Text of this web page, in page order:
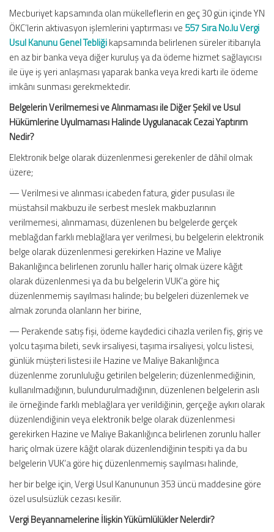
Mecburiyet kapsamında olan mükelleflerin en geç 30 gün içinde YN
ÖKC’lerin aktivasyon işlemlerini yaptırması ve 557 Sıra No.lu Vergi
Usul Kanunu Genel Tebliğikapsamında belirlenen süreler itibarıyla
en az bir banka veya diğer kuruluş ya da ödeme hizmet sağlayıcısı
ile üye iş yeri anlaşması yaparak banka veya kredi kartı ile ödeme
imkânı sunması gerekmektedir.
Belgelerin Verilmemesi ve Alınmaması ile Diğer Şekil ve Usul
Hükümlerine Uyulmaması Halinde Uygulanacak Cezai Yaptırım
Nedir?
Elektronik belge olarak düzenlenmesi gerekenler de dâhil olmak
üzere;
— Verilmesi ve alınması icabeden fatura, gider pusulası ile
müstahsil makbuzu ile serbest meslek makbuzlarının
verilmemesi, alınmaması, düzenlenen bu belgelerde gerçek
meblağdan farklı meblağlara yer verilmesi, bu belgelerin elektronik
belge olarak düzenlenmesi gerekirken Hazine ve Maliye
Bakanlığınca belirlenen zorunlu haller hariç olmak üzere kâğıt
olarak düzenlenmesi ya da bu belgelerin VUK’a göre hiç
düzenlenmemiş sayılması halinde; bu belgeleri düzenlemek ve
almak zorunda olanların her birine,
— Perakende satış fişi, ödeme kaydedici cihazla verilen fiş, giriş ve
yolcu taşıma bileti, sevk irsaliyesi, taşıma irsaliyesi, yolcu listesi,
günlük müşteri listesi ile Hazine ve Maliye Bakanlığınca
düzenlenme zorunluluğu getirilen belgelerin; düzenlenmediğinin,
kullanılmadığının, bulundurulmadığının, düzenlenen belgelerin aslı
ile örneğinde farklı meblağlara yer verildiğinin, gerçeğe aykırı olarak
düzenlendiğinin veya elektronik belge olarak düzenlenmesi
gerekirken Hazine ve Maliye Bakanlığınca belirlenen zorunlu haller
hariç olmak üzere kâğıt olarak düzenlendiğinin tespiti ya da bu
belgelerin VUK’a göre hiç düzenlenmemiş sayılması halinde,
her bir belge için, Vergi Usul Kanununun 353 üncü maddesine göre
özel usulsüzlük cezası kesilir.
Vergi Beyannamelerine İlişkin Yükümlülükler Nelerdir?